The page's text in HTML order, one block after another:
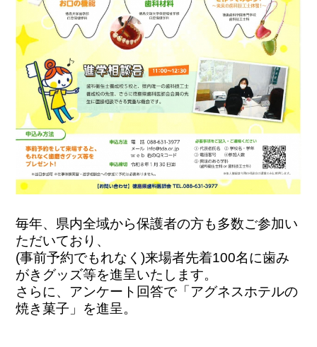
毎年、県内全域から保護者の方も多数ご参加い
ただいており、
(事前予約でもれなく)来場者先着100名に歯み
がきグッズ等を進呈いたします。
さらに、アンケート回答で「アグネスホテルの
焼き菓子」を進呈。